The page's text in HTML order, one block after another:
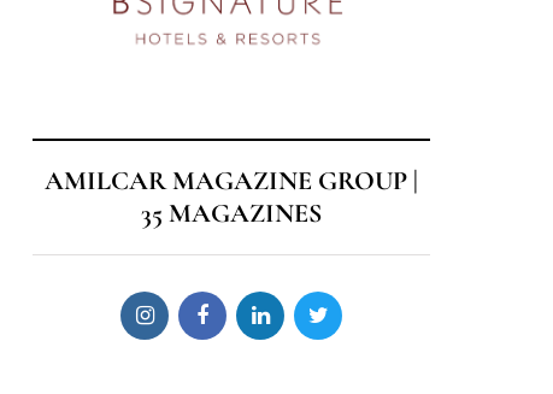
AMILCAR MAGAZINE GROUP |
35 MAGAZINES